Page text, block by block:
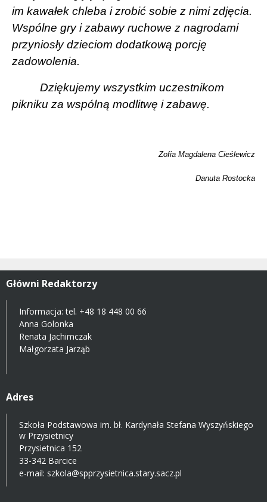
im kawałek chleba i zrobić sobie z nimi zdjęcia.
Wspólne gry i zabawy ruchowe z nagrodami
przyniosły dzieciom dodatkową porcję
zadowolenia.
Dziękujemy wszystkim uczestnikom
pikniku za wspólną modlitwę i zabawę.
Zofia Magdalena Cieślewicz
Danuta Rostocka
Główni Redaktorzy
Informacja: tel. +48 18 448 00 66
Anna Golonka
Renata Jachimczak
Małgorzata Jarząb
Adres
Szkoła Podstawowa im. bł. Kardynała Stefana Wyszyńskiego
w Przysietnicy
Przysietnica 152
33-342 Barcice
e-mail: szkola@spprzysietnica.stary.sacz.pl